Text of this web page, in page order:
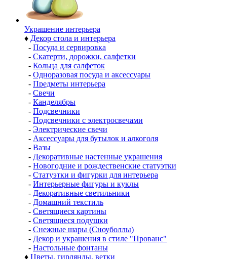
Украшение интерьера
♦ Декор стола и интерьера
- Посуда и сервировка
- Скатерти, дорожки, салфетки
- Кольца для салфеток
- Одноразовая посуда и аксессуары
- Предметы интерьера
- Свечи
- Канделябры
- Подсвечники
- Подсвечники с электросвечами
- Электрические свечи
- Аксессуары для бутылок и алкоголя
- Вазы
- Декоративные настенные украшения
- Новогодние и рождественские статуэтки
- Статуэтки и фигурки для интерьера
- Интерьерные фигуры и куклы
- Декоративные светильники
- Домашний текстиль
- Светящиеся картины
- Светящиеся подушки
- Снежные шары (Сноуболлы)
- Декор и украшения в стиле "Прованс"
- Настольные фонтаны
♦ Цветы, гирлянды, ветки